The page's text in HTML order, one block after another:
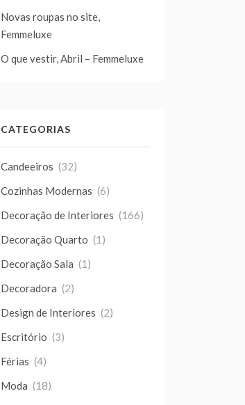
Novas roupas no site,
Femmeluxe
O que vestir, Abril – Femmeluxe
CATEGORIAS
Candeeiros (32)
Cozinhas Modernas (6)
Decoração de Interiores (166)
Decoração Quarto (1)
Decoração Sala (1)
Decoradora (2)
Design de Interiores (2)
Escritório (3)
Férias (4)
Moda (18)